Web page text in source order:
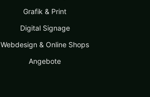
Grafik & Print
Digital Signage
Webdesign & Online Shops
Angebote